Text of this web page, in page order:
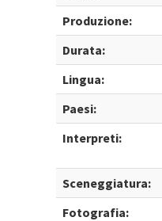
Produzione:
Durata:
Lingua:
Paesi:
Interpreti:
Sceneggiatura:
Fotografia: